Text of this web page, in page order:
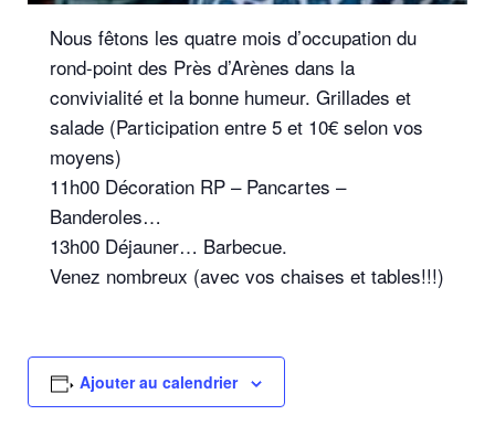
Nous fêtons les quatre mois d’occupation du
rond-point des Près d’Arènes dans la
convivialité et la bonne humeur. Grillades et
salade (Participation entre 5 et 10€ selon vos
moyens)
11h00 Décoration RP – Pancartes –
Banderoles…
13h00 Déjauner… Barbecue.
Venez nombreux (avec vos chaises et tables!!!)
Ajouter au calendrier